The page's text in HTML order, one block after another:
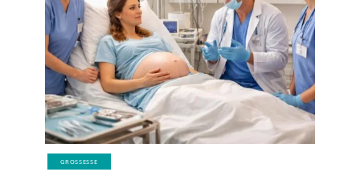
GROSSESSE